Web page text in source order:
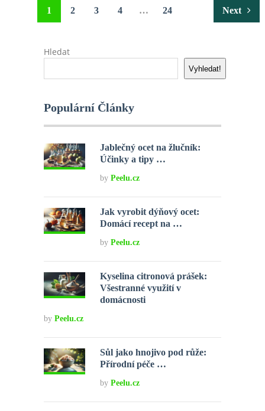
Stránkování
1 2 3 4 … 24 Next
Hledat
Vyhledat!
Populární Články
Jablečný ocet na žlučník:
Účinky a tipy …
byPeelu.cz
Jak vyrobit dýňový ocet:
Domácí recept na …
byPeelu.cz
Kyselina citronová prášek:
Všestranné využití v
domácnosti
by Peelu.cz
Sůl jako hnojivo pod růže:
Přírodní péče …
byPeelu.cz